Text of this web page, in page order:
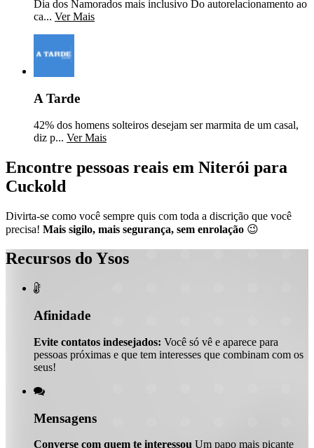
Dia dos Namorados mais inclusivo Do autorelacionamento ao
ca... Ver Mais
A Tarde
42% dos homens solteiros desejam ser marmita de um casal,
diz p... Ver Mais
Encontre pessoas reais em Niterói para
Cuckold
Divirta-se como você sempre quis com toda a discrição que você
precisa! Mais sigilo, mais segurança, sem enrolação 😉
Recursos do Ysos

Afinidade
Evite contatos indesejados: Você só vê e aparece para
pessoas próximas e que tem interesses que combinam com os
seus!

Mensagens
Converse com quem te interessou Um papo mais picante